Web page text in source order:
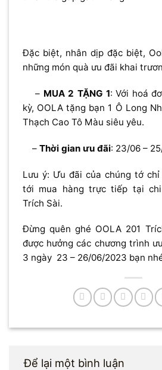
Đặc biệt, nhân dịp đặc biệt,
những món quà ưu đãi khai
– MUA 2 TẶNG 1: Với hoá
kỳ, OOLA tặng bạn 1 Ô Long
Thạch Cao Tô Màu siêu yêu.
– Thời gian ưu đãi: 23/06 –
Lưu ý: Ưu đãi của chúng tớ
tới mua hàng trực tiếp tại chi
Trích Sài.
Đừng quên ghé OOLA 201
được hưởng các chương trình
3 ngày 23 – 26/06/2023 bạn
Để lại một bình luận